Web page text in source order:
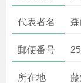
代表者名
郵便番号
所在地